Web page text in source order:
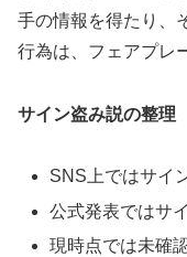
手の情報を得たり、
行為は、フェアプレ
サイン盗み説の整理
SNS上ではサイ
公式発表ではサ
現時点では未確